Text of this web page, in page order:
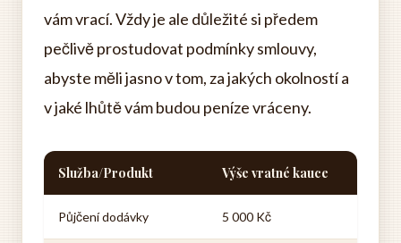
vám vrací. Vždy je ale důležité si předem
pečlivě prostudovat podmínky smlouvy,
abyste měli jasno v tom, za jakých okolností a
v jaké lhůtě vám budou peníze vráceny.
Služba/Produkt Výše vratné kauce
Půjčení dodávky 5 000 Kč